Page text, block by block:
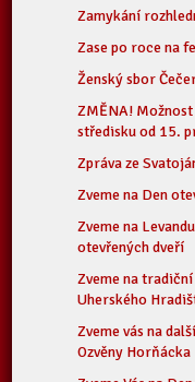
Zamykání
Zase po roce na
Ženský sbor
ZMĚNA!
středisku od 15.
Zpráva ze
Zveme na Den
Zveme na
otevřených dveří
Zveme na
Uherského
Zveme vás na
Ozvěny Horňácka